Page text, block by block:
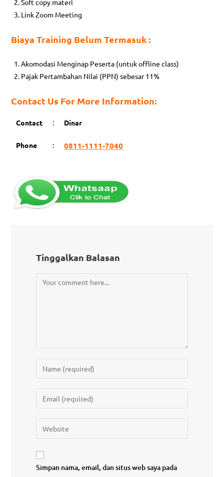
Soft copy materi
Link Zoom Meeting
Biaya Training Belum Termasuk :
Akomodasi Menginap Peserta (untuk offline class)
Pajak Pertambahan Nilai (PPN) sebesar 11%
Contact Us For More Information:
Contact : Dinar
Phone : 0811-1111-7040
Tinggalkan Balasan
Simpan nama, email, dan situs web saya pada